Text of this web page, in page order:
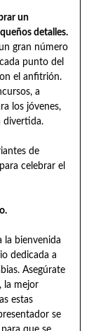
un
detalles.
gran número
punto del
el anfitrión.
a
los jóvenes,
divertida.
de
celebrar el
la bienvenida
dedicada a
Asegúrate
la mejor
estas
se